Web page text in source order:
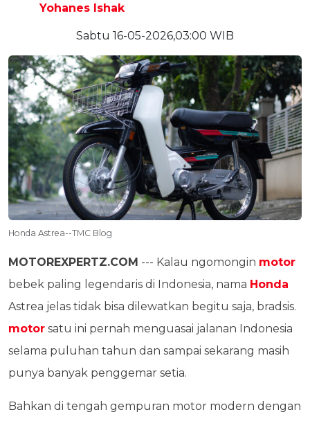
Yohanes Ishak
Sabtu 16-05-2026,03:00 WIB
Honda Astrea--TMC Blog
MOTOREXPERTZ.COM --- Kalau ngomongin motor
bebek paling legendaris di Indonesia, nama Honda
Astrea jelas tidak bisa dilewatkan begitu saja, bradsis.
motor satu ini pernah menguasai jalanan Indonesia
selama puluhan tahun dan sampai sekarang masih
punya banyak penggemar setia.
Bahkan di tengah gempuran motor modern dengan